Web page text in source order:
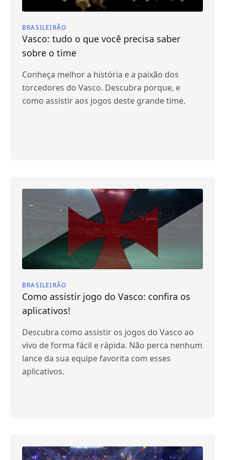
BRASILEIRÃO
Vasco: tudo o que você precisa saber
sobre o time
Conheça melhor a história e a paixão dos
torcedores do Vasco. Descubra porque, e
como assistir aos jogos deste grande time.
BRASILEIRÃO
Como assistir jogo do Vasco: confira os
aplicativos!
Descubra como assistir os jogos do Vasco ao
vivo de forma fácil e rápida. Não perca nenhum
lance da sua equipe favorita com esses
aplicativos.